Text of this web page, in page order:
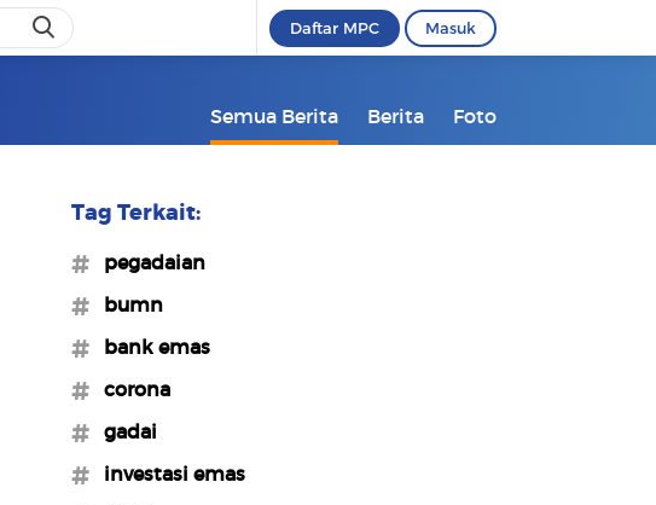
Daftar MPC Masuk
Semua Berita Berita Foto
Tag Terkait:
#pegadaian
#bumn
#bank emas
#corona
#gadai
#investasi emas